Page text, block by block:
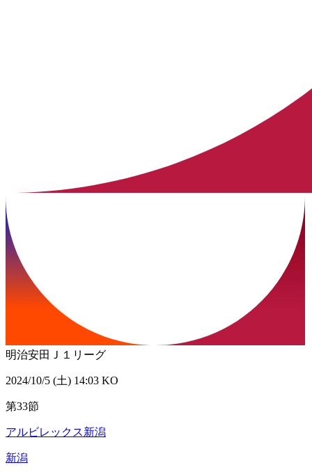
明治安田Ｊ１リーグ
2024/10/5 (土) 14:03 KO
第33節
アルビレックス新潟
新潟